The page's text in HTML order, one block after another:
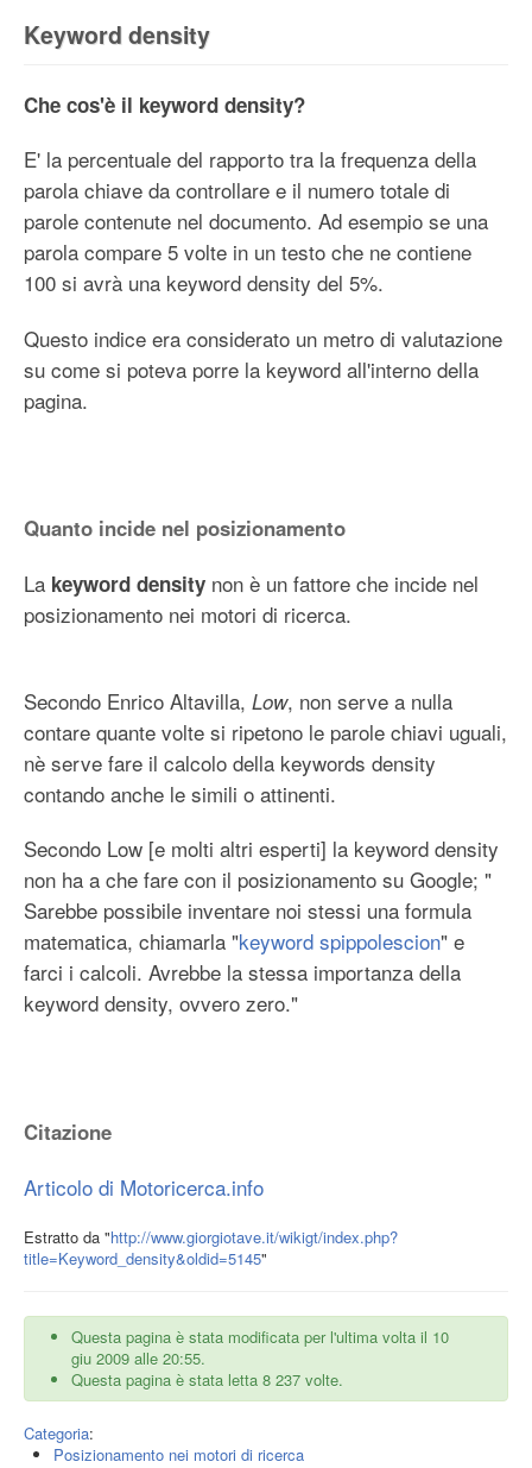
Voci
FAQ
Il Redattore del Wiki
Diventa Redattore
Regole di Redazione
Guida Redattore
Ultime Modifiche
Pagine speciali
Keyword density
Che cos'è il keyword density?
E' la percentuale del rapporto tra la frequenza della
parola chiave da controllare e il numero totale di
parole contenute nel documento. Ad esempio se una
parola compare 5 volte in un testo che ne contiene
100 si avrà una keyword density del 5%.
Questo indice era considerato un metro di valutazione
su come si poteva porre la keyword all'interno della
pagina.
Quanto incide nel posizionamento
La keyword density non è un fattore che incide nel
posizionamento nei motori di ricerca.
Secondo Enrico Altavilla, Low, non serve a nulla
contare quante volte si ripetono le parole chiavi uguali,
nè serve fare il calcolo della keywords density
contando anche le simili o attinenti.
Secondo Low [e molti altri esperti] la keyword density
non ha a che fare con il posizionamento su Google; "
Sarebbe possibile inventare noi stessi una formula
matematica, chiamarla "keyword spippolescion" e
farci i calcoli. Avrebbe la stessa importanza della
keyword density, ovvero zero."
Citazione
Articolo di Motoricerca.info
Estratto da "http://www.giorgiotave.it/wikigt/index.php?
title=Keyword_density&oldid=5145"
Questa pagina è stata modificata per l'ultima volta il 10
giu 2009 alle 20:55.
Questa pagina è stata letta 8 237 volte.
Categoria:
Posizionamento nei motori di ricerca